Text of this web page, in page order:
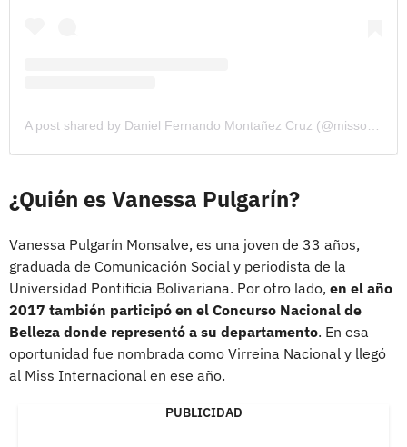
A post shared by Daniel Fernando Montañez Cruz (@missosologycol)
¿Quién es Vanessa Pulgarín?
Vanessa Pulgarín Monsalve, es una joven de 33 años,
graduada de Comunicación Social y periodista de la
Universidad Pontificia Bolivariana. Por otro lado, en el año
2017 también participó en el Concurso Nacional de
Belleza donde representó a su departamento. En esa
oportunidad fue nombrada como Virreina Nacional y llegó
al Miss Internacional en ese año.
PUBLICIDAD